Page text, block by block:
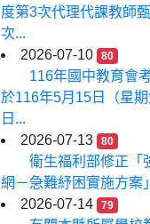
度第3次代理代課教師
次...
2026-07-10
80
116年國中教育會
於116年5月15日（星
日...
2026-07-13
80
衛生福利部修正「
網－急難紓困實施方案
2026-07-14
79